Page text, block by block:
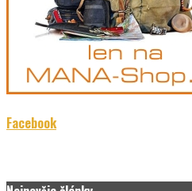
Facebook